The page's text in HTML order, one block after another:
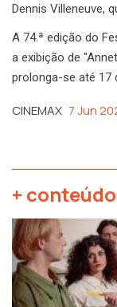
Dennis Villeneuve,
A 74.ª edição do
a exibição de
prolonga-se até 17
CINEMAX 7 Jun
+